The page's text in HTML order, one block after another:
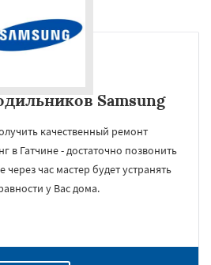
Samsung
качественный ремонт
в Гатчине - достаточно позвонить
час мастер будет устранять
у Вас дома.